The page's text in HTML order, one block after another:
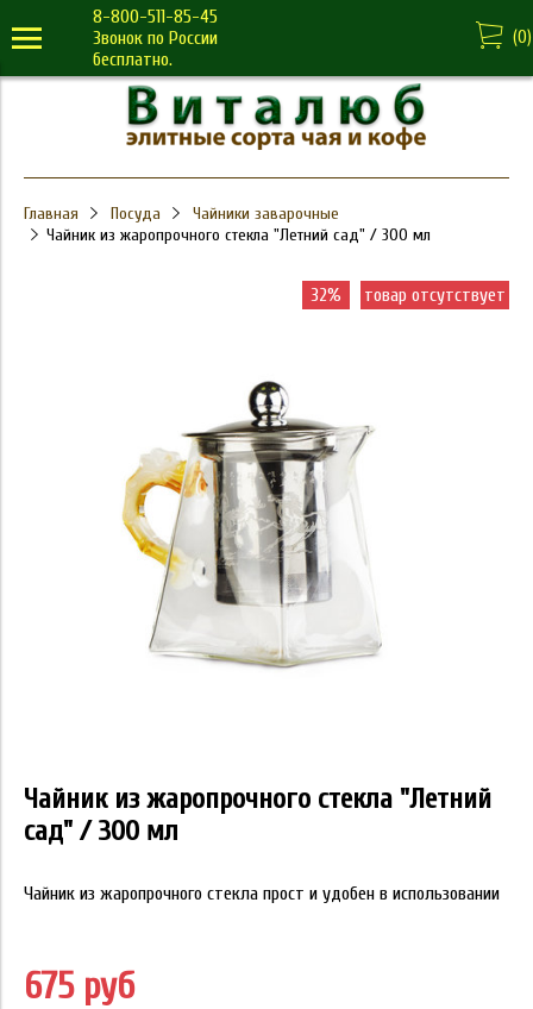
8-800-511-85-45
Звонок по России
бесплатно.
(0)
Главная Посуда
Чайники заварочные
Чайник из жаропрочного стекла "Летний сад" / 300 мл
32% товар отсутствует
Чайник из жаропрочного стекла "Летний
сад" / 300 мл
Чайник из жаропрочного стекла прост и удобен в использовании
675 руб